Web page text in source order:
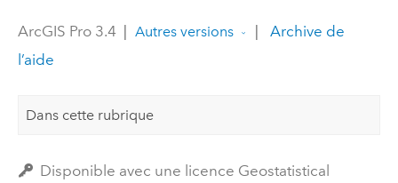
ArcGIS Pro 3.4 Autres versions
Archive de
l’aide
Dans cette rubrique
Disponible avec une licence Geostatistical